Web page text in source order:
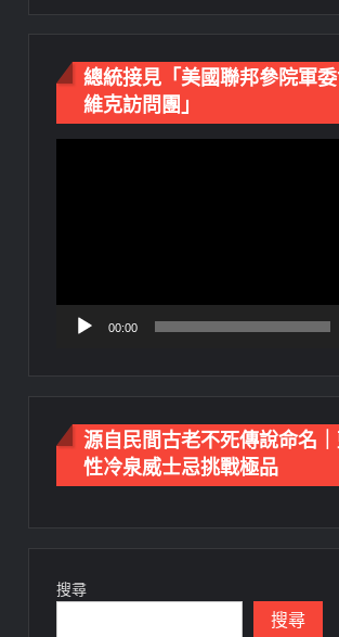
總統接見「美國聯邦參院軍
維克訪問團」
00:00
源自民間古老不死傳說命名
性冷泉威士忌挑戰極品
搜尋
搜尋